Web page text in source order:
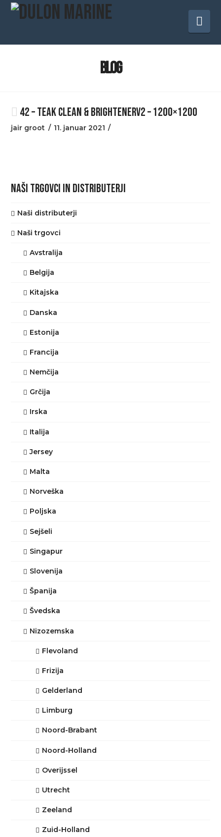
BLOG
42 – TEAK CLEAN & BRIGHTENERV2 – 1200×1200
jair groot 11. januar 2021
NAŠI TRGOVCI IN DISTRIBUTERJI
Naši distributerji
Naši trgovci
Avstralija
Belgija
Kitajska
Danska
Estonija
Francija
Nemčija
Grčija
Irska
Italija
Jersey
Malta
Norveška
Poljska
Sejšeli
Singapur
Slovenija
Španija
Švedska
Nizozemska
Flevoland
Frizija
Gelderland
Limburg
Noord-Brabant
Noord-Holland
Overijssel
Utrecht
Zeeland
Zuid-Holland